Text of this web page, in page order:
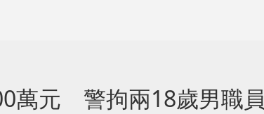
萬元 警拘兩18歲男職員